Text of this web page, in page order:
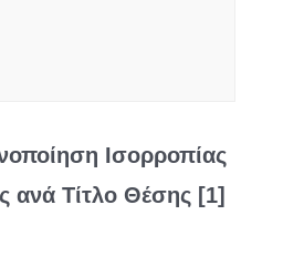
Ισορροπίας
ανά Τίτλο Θέσης [1]